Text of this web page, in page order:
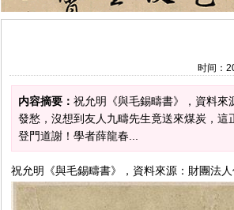
时间：
内容摘要： 祝允明《與毛錫疇書》，資料來
發愁，沒想到友人九疇先生竟送來煤炭，
登門道謝！學者薛龍春...
祝允明《與毛錫疇書》，資料來源：財團法